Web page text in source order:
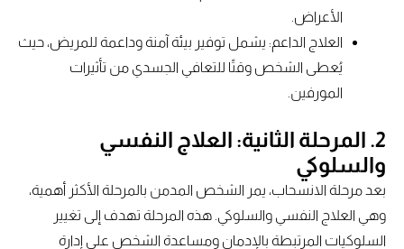
الأعراض.
العلاج الداعم: يشمل توفير بيئة آمنة وداعمة للمريض، حيث
يُعطى الشخص وقتًا للتعافي الجسدي من تأثيرات
المورفين.
2. المرحلة الثانية: العلاج النفسي
والسلوكي
بعد مرحلة الانسحاب، يمر الشخص المدمن بالمرحلة الأكثر أهمية،
وهي العلاج النفسي والسلوكي. هذه المرحلة تهدف إلى تغيير
السلوكيات المرتبطة بالإدمان ومساعدة الشخص على إدارة